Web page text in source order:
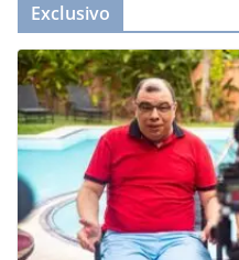
Exclusivo